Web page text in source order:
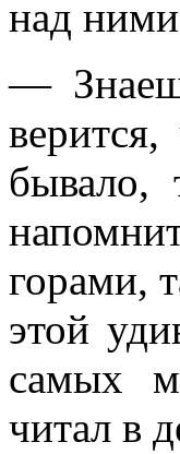
над
—
бывало,
горами,
этой
самых
читал в